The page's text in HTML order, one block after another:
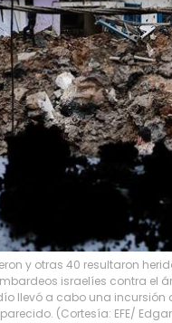
y otras 40 resultaron
israelíes contra el
llevó a cabo una
(Cortesía: EFE/